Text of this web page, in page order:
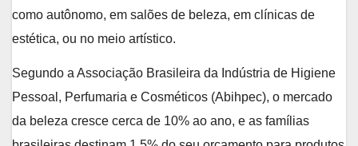
como autônomo, em salões de beleza, em clínicas de
estética, ou no meio artístico.
Segundo a Associação Brasileira da Indústria de Higiene
Pessoal, Perfumaria e Cosméticos (Abihpec), o mercado
da beleza cresce cerca de 10% ao ano, e as famílias